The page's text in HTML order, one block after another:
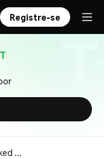
Registre-se
METH (Mantle Staked Ether)